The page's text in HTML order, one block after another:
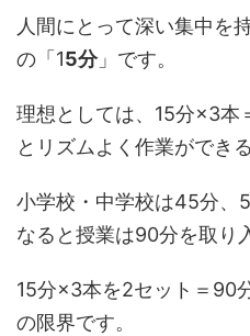
人間にとって深い集中を
の「15分」です。
理想としては、15分×3本
とリズムよく作業ができ
小学校・中学校は45分、
なると授業は90分を取り
15分×3本を2セット＝90
の限界です。